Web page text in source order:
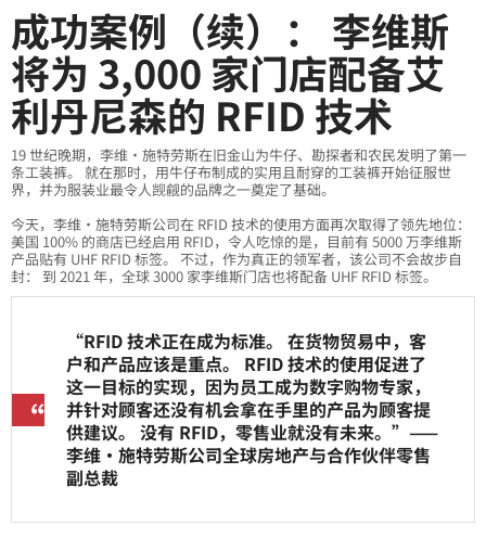
成功案例（续）： 李维斯
将为 3,000 家门店配备艾
利丹尼森的 RFID 技术
19 世纪晚期，李维·施特劳斯在旧金山为牛仔、勘探者和农民发明了第一
条工装裤。 就在那时，用牛仔布制成的实用且耐穿的工装裤开始征服世
界，并为服装业最令人觊觎的品牌之一奠定了基础。
今天，李维·施特劳斯公司在 RFID 技术的使用方面再次取得了领先地位：
美国 100% 的商店已经启用 RFID，令人吃惊的是，目前有 5000 万李维斯
产品贴有 UHF RFID 标签。 不过，作为真正的领军者，该公司不会故步自
封： 到 2021 年，全球 3000 家李维斯门店也将配备 UHF RFID 标签。
“RFID 技术正在成为标准。 在货物贸易中，客
户和产品应该是重点。 RFID 技术的使用促进了
这一目标的实现，因为员工成为数字购物专家，
并针对顾客还没有机会拿在手里的产品为顾客提
供建议。 没有 RFID，零售业就没有未来。”——
李维·施特劳斯公司全球房地产与合作伙伴零售
副总裁